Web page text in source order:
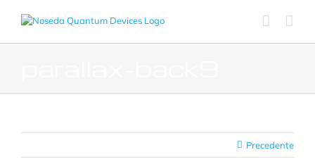
Precedente